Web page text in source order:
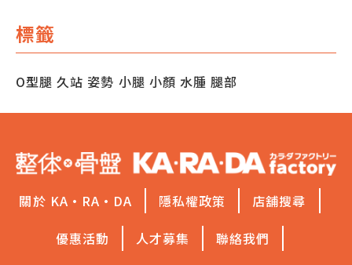
標籤
O型腿 久站 姿勢 小腿 小顏 水腫 腿部
關於 KA·RA·DA 隱私權政策
店舖搜尋
優惠活動
人才募集 聯絡我們